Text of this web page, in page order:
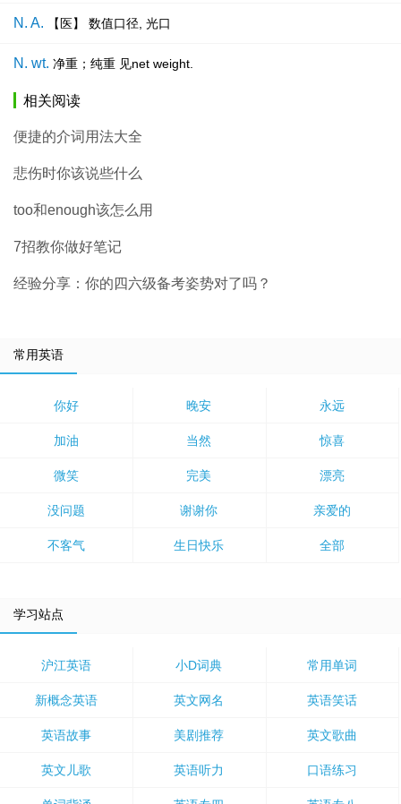
N. A. 【医】 数值口径, 光口
N. wt. 净重；纯重 见net weight.
相关阅读
便捷的介词用法大全
悲伤时你该说些什么
too和enough该怎么用
7招教你做好笔记
经验分享：你的四六级备考姿势对了吗？
常用英语
你好 晚安 永远
加油 当然 惊喜
微笑 完美 漂亮
没问题 谢谢你 亲爱的
不客气 生日快乐 全部
学习站点
沪江英语 小D词典 常用单词
新概念英语 英文网名 英语笑话
英语故事 美剧推荐 英文歌曲
英文儿歌 英语听力 口语练习